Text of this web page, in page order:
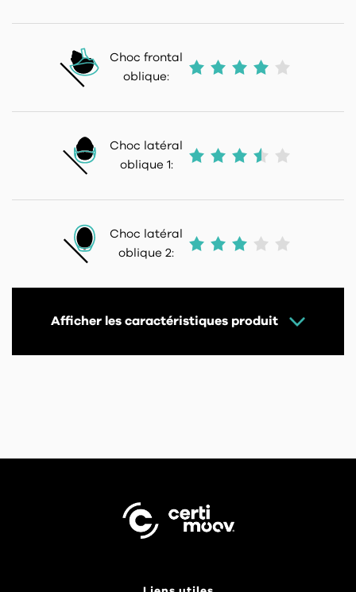
Choc frontal
oblique:
Choc latéral
oblique 1:
Choc latéral
oblique 2:
Afficher les caractéristiques produit